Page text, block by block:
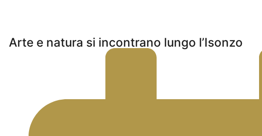
Arte e natura si incontrano lungo l’Isonzo